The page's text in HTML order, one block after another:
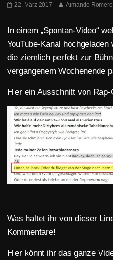
22. März 2017 Armando Romero
In einem „Spontan-Video“
YouTube-Kanal
die ziemlich perfekt zur
vergangenem Wochenende
Hier ein Ausschnitt von Rap-
Was haltet ihr von dieser
Kommentare!
Hier könnt ihr das ganze